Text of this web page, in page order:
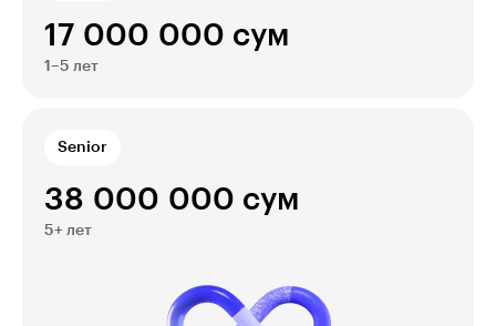
17 000 000 сум
1–5 лет
38 000 000 сум
Senior
5+ лет